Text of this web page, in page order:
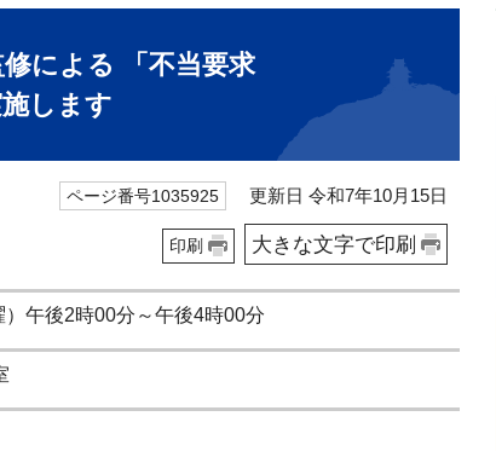
修による 「不当要求
します
ページ番号1035925 更新日 令和7年10月15日
印刷 大きな文字で印刷
午後2時00分～午後4時00分